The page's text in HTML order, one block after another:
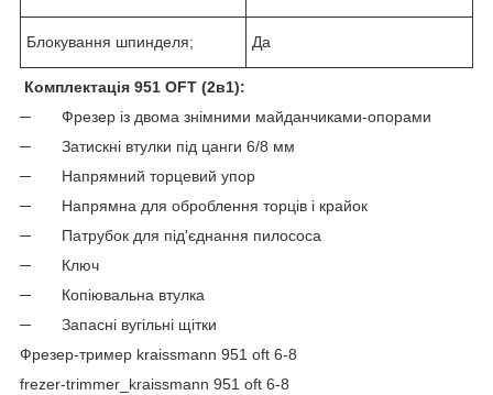
Блокування шпинделя; Да
Комплектація 951 OFT (2в1):
─ Фрезер із двома знімними майданчиками-опорами
─ Затискні втулки під цанги 6/8 мм
─ Напрямний торцевий упор
─ Напрямна для оброблення торців і крайок
─ Патрубок для під'єднання пилососа
─ Ключ
─ Копіювальна втулка
─ Запасні вугільні щітки
Фрезер-тример kraissmann 951 oft 6-8
frezer-trimmer_kraissmann 951 oft 6-8